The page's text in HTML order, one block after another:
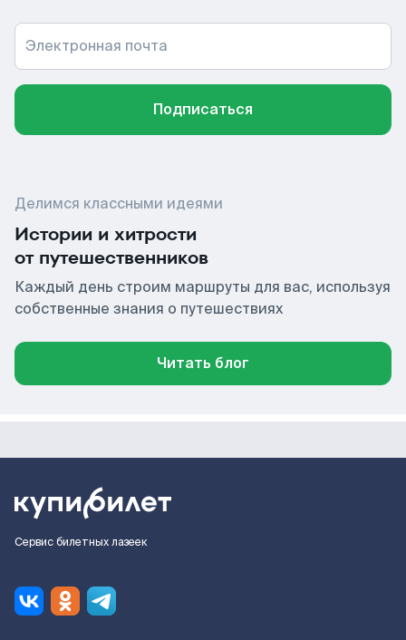
Электронная почта
Подписаться
Делимся классными идеями
Истории и хитрости
от путешественников
Каждый день строим маршруты для вас, используя
собственные знания о путешествиях
Читать блог
Сервис билетных лазеек